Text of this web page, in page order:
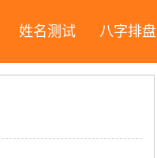
姓名测试 八字排盘